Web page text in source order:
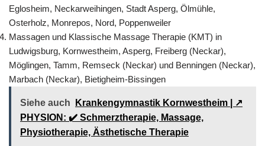
Eglosheim, Neckarweihingen, Stadt Asperg, Ölmühle,
Osterholz, Monrepos, Nord, Poppenweiler
Massagen und Klassische Massage Therapie (KMT) in
Ludwigsburg, Kornwestheim, Asperg, Freiberg (Neckar),
Möglingen, Tamm, Remseck (Neckar) und Benningen (Neckar),
Marbach (Neckar), Bietigheim-Bissingen
Siehe auch
Krankengymnastik Kornwestheim | ↗️
PHYSION: ✔️ Schmerztherapie, Massage,
Physiotherapie, Ästhetische Therapie